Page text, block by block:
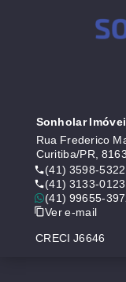
Sonholar
Rua Frederico
Curitiba/PR,
(41) 3598-5322
(41) 3133-0123
(41) 99655-
Ver e-mail
CRECI J6646